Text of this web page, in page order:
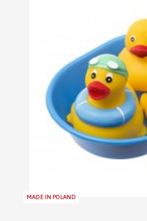
MADE IN POLAND